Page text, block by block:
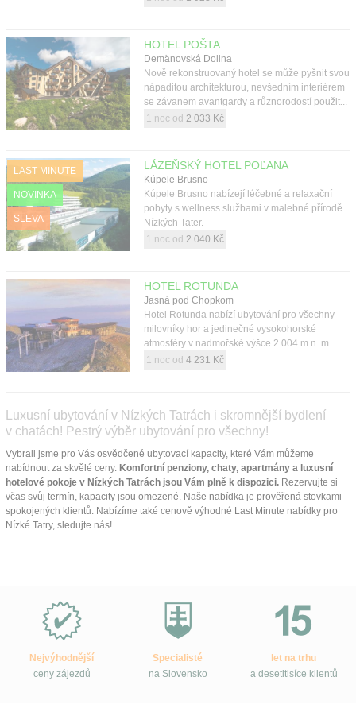
HOTEL POŠTA
Demänovská Dolina
Nově rekonstruovaný hotel se může pyšnit svou
nápaditou architekturou, nevšedním interiérem
se závanem avantgardy a různorodostí použit...
1 noc od 2 033 Kč
LAST MINUTE
NOVINKA
SLEVA
LÁZEŇSKÝ HOTEL POĽANA
Kúpele Brusno
Kúpele Brusno nabízejí léčebné a relaxační
pobyty s wellness službami v malebné přírodě
Nízkých Tater.
1 noc od 2 040 Kč
HOTEL ROTUNDA
Jasná pod Chopkom
Hotel Rotunda nabízí ubytování pro všechny
milovníky hor a jedinečné vysokohorské
atmosféry v nadmořské výšce 2 004 m n. m. ...
1 noc od 4 231 Kč
Luxusní ubytování v Nízkých Tatrách i skromnější bydlení
v chatách! Pestrý výběr ubytování pro všechny!
Vybrali jsme pro Vás osvědčené ubytovací kapacity, které Vám můžeme
nabídnout za skvělé ceny. Komfortní penziony, chaty, apartmány a luxusní
hotelové pokoje v Nízkých Tatrách jsou Vám plně k dispozici. Rezervujte si
včas svůj termín, kapacity jsou omezené. Naše nabídka je prověřená stovkami
spokojených klientů. Nabízíme také cenově výhodné Last Minute nabídky pro
Nízké Tatry, sledujte nás!
Slovensko.cz?
Nejvýhodnější
ceny zájezdů
Specialisté
na Slovensko
let na trhu
a desetitisíce klientů